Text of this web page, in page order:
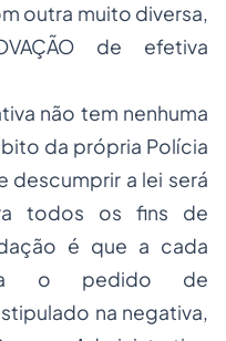
outra muito diversa,
de efetiva
não tem nenhuma
da própria Polícia
descumprir a lei será
todos os fins de
é que a cada
o pedido de
na negativa,